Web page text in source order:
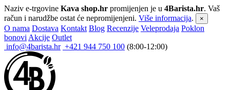
Naziv e-trgovine Kava shop.hr promijenjen je u 4Barista.hr. Vaš
račun i narudžbe ostat će nepromijenjeni. Više informacija. ×
O nama Dostava Kontakt Blog Recenzije Veleprodaja Poklon
bonovi Akcije Outlet
info@4barista.hr +421 944 750 100 (8:00-12:00)